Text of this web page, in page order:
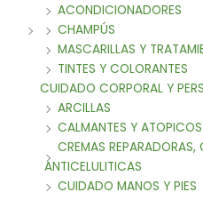
ACONDICIONADORES
CHAMPÚS
MASCARILLAS Y
TINTES Y COLORANTES
CUIDADO CORPORAL Y
ARCILLAS
CALMANTES Y ATOPICOS
CREMAS REPARADORAS,
ANTICELULITICAS
CUIDADO MANOS Y PIES